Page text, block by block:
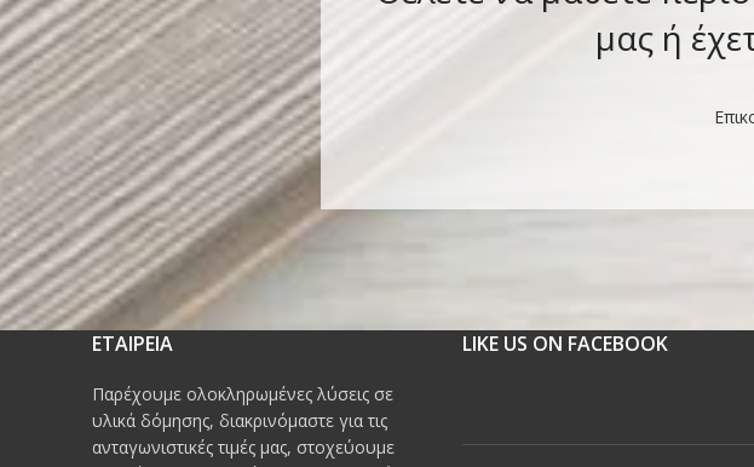
μας ή
ΕΤΑΙΡΕΙΑ
Παρέχουμε ολοκληρωμένες λύσεις σε
υλικά δόμησης, διακρινόμαστε για τις
ανταγωνιστικές τιμές μας, στοχεύουμε
LIKE US ON FACEBOOK